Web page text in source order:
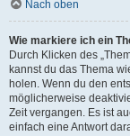
Nach oben
Wie markiere ich ein
Durch Klicken des
kannst du das Thema
holen. Wenn du den
möglicherweise
Zeit vergangen. Es ist
einfach eine Antwort